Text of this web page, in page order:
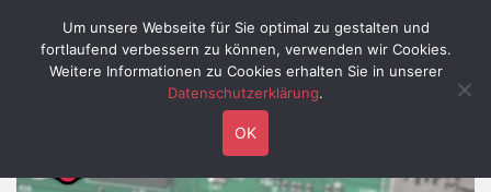
Willy's Technik-Blog
Um unsere Webseite für Sie optimal zu gestalten und
fortlaufend verbessern zu können, verwenden wir Cookies.
Weitere Informationen zu Cookies erhalten Sie in unserer
Datenschutzerklärung.
OK